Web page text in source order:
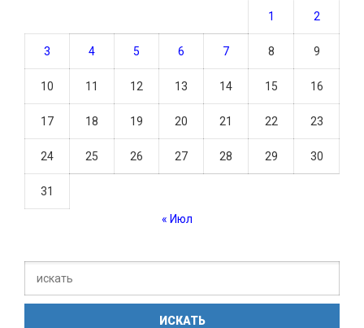
1 2
3 4 5 6 7 8 9
10 11 12 13 14 15 16
17 18 19 20 21 22 23
24 25 26 27 28 29 30
31
« Июл